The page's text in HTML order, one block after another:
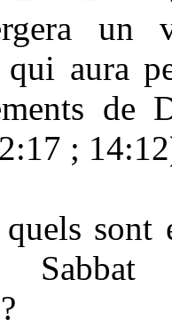
un
aura
de
;
sont